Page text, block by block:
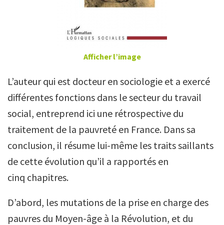
Afficher l’image
L’auteur qui est docteur en sociologie et a exercé
différentes fonctions dans le secteur du travail
social, entreprend ici une rétrospective du
traitement de la pauvreté en France. Dans sa
conclusion, il résume lui-même les traits saillants
de cette évolution qu’il a rapportés en
cinq chapitres.
D’abord, les mutations de la prise en charge des
pauvres du Moyen-âge à la Révolution, et du